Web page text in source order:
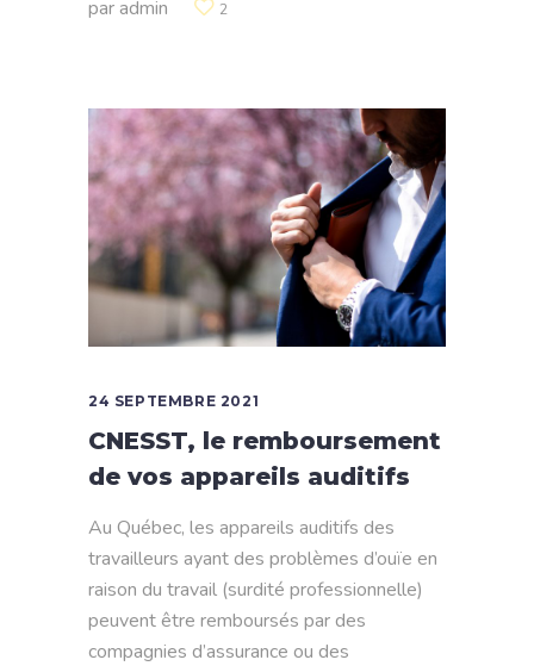
paradmin 2
24 SEPTEMBRE 2021
CNESST, le remboursement
de vos appareils auditifs
Au Québec, les appareils auditifs des
travailleurs ayant des problèmes d’ouïe en
raison du travail (surdité professionnelle)
peuvent être remboursés par des
compagnies d’assurance ou des